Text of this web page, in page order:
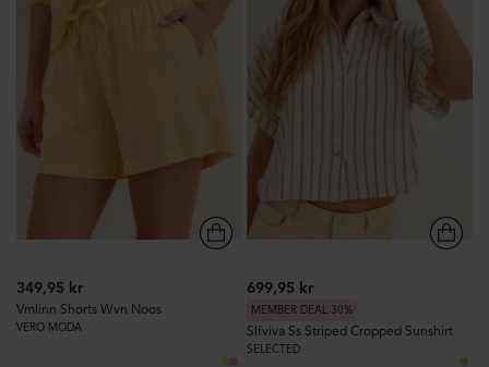
349,95 kr
Vmlinn Shorts Wvn Noos
VERO MODA
699,95 kr
MEMBER DEAL 30%
Slfviva Ss Striped Cropped Sunshirt
SELECTED